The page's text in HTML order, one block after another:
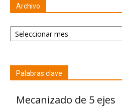
Archivo
Archivo
Palabras clave
Mecanizado de 5 ejes